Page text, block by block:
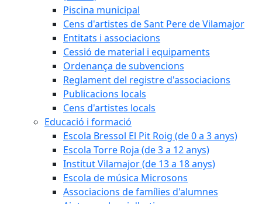
Piscina municipal
Cens d'artistes de Sant Pere de Vilamajor
Entitats i associacions
Cessió de material i equipaments
Ordenança de subvencions
Reglament del registre d'associacions
Publicacions locals
Cens d'artistes locals
Educació i formació
Escola Bressol El Pit Roig (de 0 a 3 anys)
Escola Torre Roja (de 3 a 12 anys)
Institut Vilamajor (de 13 a 18 anys)
Escola de música Microsons
Associacions de famílies d'alumnes